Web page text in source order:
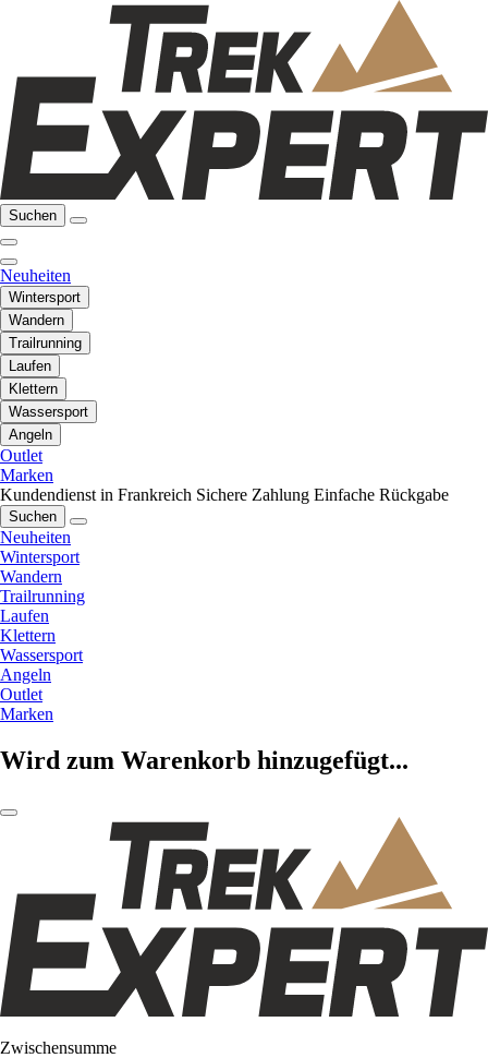
Suchen
Neuheiten
Wintersport
Wandern
Trailrunning
Laufen
Klettern
Wassersport
Angeln
Outlet
Marken
Kundendienst in Frankreich Sichere Zahlung Einfache Rückgabe
Suchen
Neuheiten
Wintersport
Wandern
Trailrunning
Laufen
Klettern
Wassersport
Angeln
Outlet
Marken
Wird zum Warenkorb hinzugefügt...
Zwischensumme